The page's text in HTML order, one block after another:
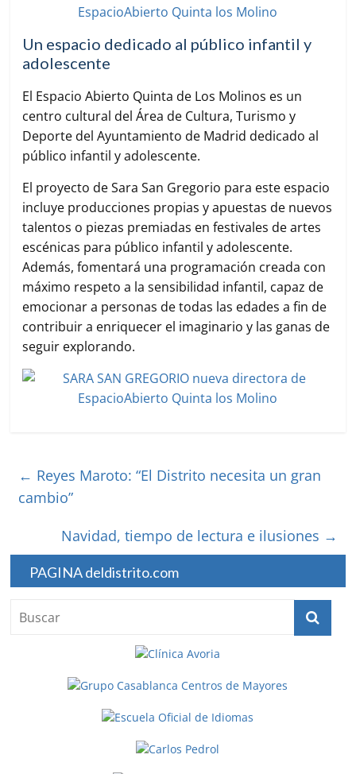
Un espacio dedicado al público infantil y
adolescente
El Espacio Abierto Quinta de Los Molinos es un
centro cultural del Área de Cultura, Turismo y
Deporte del Ayuntamiento de Madrid dedicado al
público infantil y adolescente.
El proyecto de Sara San Gregorio para este espacio
incluye producciones propias y apuestas de nuevos
talentos o piezas premiadas en festivales de artes
escénicas para público infantil y adolescente.
Además, fomentará una programación creada con
máximo respeto a la sensibilidad infantil, capaz de
emocionar a personas de todas las edades a fin de
contribuir a enriquecer el imaginario y las ganas de
seguir explorando.
← Reyes Maroto: “El Distrito necesita un gran
cambio”
Navidad, tiempo de lectura e ilusiones →
PAGINA deldistrito.com